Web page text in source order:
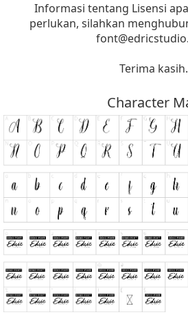
Informasi tentang Lisensi
perlukan, silahkan
Terima kasih.
Character